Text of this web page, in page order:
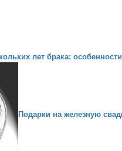
лет брака:
Подарки на железную